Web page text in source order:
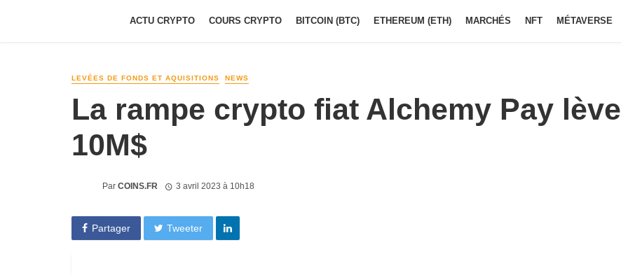
ACTU CRYPTO COURS CRYPTO BITCOIN (BTC) ETHEREUM (ETH) MARCHÉS NFT MÉTAVERSE
LEVÉES DE FONDS ET AQUISITIONS NEWS
La rampe crypto fiat Alchemy Pay lève
10M$
Par COINS.FR 3 avril 2023 à 10h18
Partager Tweeter